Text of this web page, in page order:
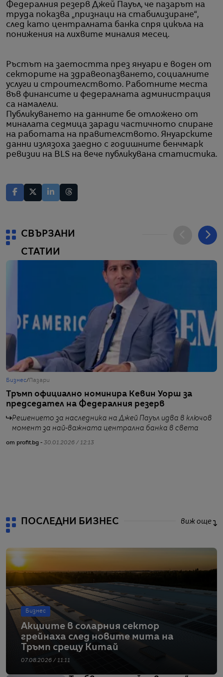
Федералния резерв Джей Пауъл, че пазарът на
труда показва „признаци на стабилизиране“,
след като централната банка спря цикъла на
понижения на лихвите миналия месец.
Ръстът на заетостта през януари е воден от
секторите на здравеопазването, социалните
услуги и строителството. Работните места
във финансите и федералната администрация
са намалели.
Публикуването на данните бе отложено от
миналата седмица заради частичното спиране
на работата на правителството. Януарските
данни излязоха заедно с годишните бенчмарк
ревизии на BLS на вече публикувана статистика.
СВЪРЗАНИ
СТАТИИ
Бизнес/ Пазари
Тръмп официално номинира Кевин Уорш за
председател на Федералния резерв
Решението за наследника на Джей Пауъл идва в ключов
момент за най-важната централна банка в света
от profit.bg - 30.01.2026 / 12:13
ПОСЛЕДНИ БИЗНЕС виж още
Бизнес
Акциите в соларния сектор
грейнаха след новите мита на
Тръмп срещу Китай
07.08.2026 / 11:11